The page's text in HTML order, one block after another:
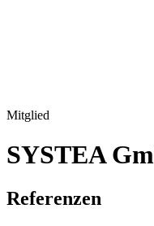
Mitglied
SYSTEA
Referenzen